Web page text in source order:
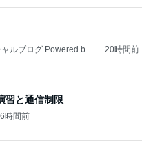
ルブログ Powered by
20時間前
習と通信制限
時間前